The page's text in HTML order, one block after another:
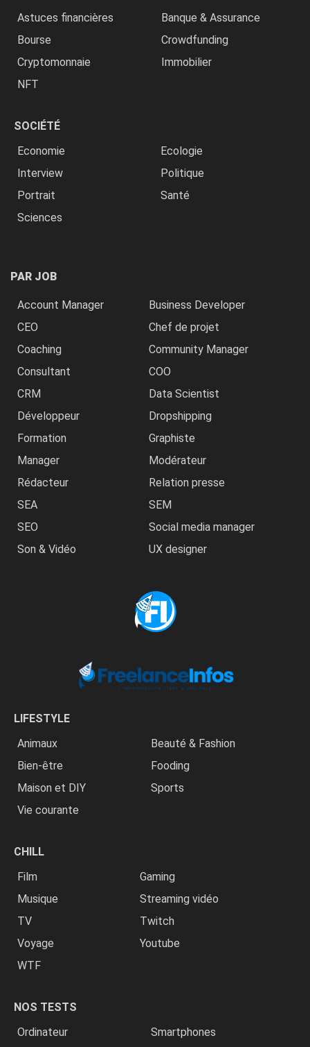
Astuces financières
Banque & Assurance
Bourse
Crowdfunding
Cryptomonnaie
Immobilier
NFT
SOCIÉTÉ
Economie
Ecologie
Interview
Politique
Portrait
Santé
Sciences
PAR JOB
Account Manager
Business Developer
CEO
Chef de projet
Coaching
Community Manager
Consultant
COO
CRM
Data Scientist
Développeur
Dropshipping
Formation
Graphiste
Manager
Modérateur
Rédacteur
Relation presse
SEA
SEM
SEO
Social media manager
Son & Vidéo
UX designer
LIFESTYLE
Animaux
Beauté & Fashion
Bien-être
Fooding
Maison et DIY
Sports
Vie courante
CHILL
Film
Gaming
Musique
Streaming vidéo
TV
Twitch
Voyage
Youtube
WTF
NOS TESTS
Ordinateur
Smartphones